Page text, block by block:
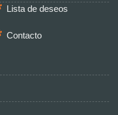
Lista de deseos
Contacto